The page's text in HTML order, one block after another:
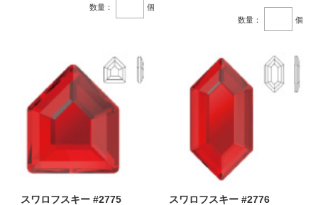
数量： 個
数量： 個
スワロフスキー #2775
スワロフスキー #2776